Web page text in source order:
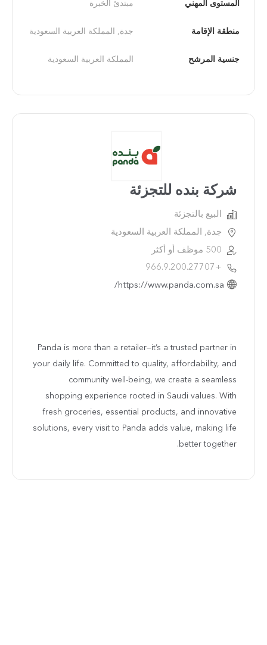
المستوى المهني مبتدئ الخبرة
منطقة الإقامة جدة, المملكة العربية السعودية
جنسية المرشح المملكة العربية السعودية
شركة بنده للتجزئة
البيع بالتجزئة
جدة, المملكة العربية السعودية
500 موظف أو أكثر
+966.9.200.27707
https://www.panda.com.sa/
Panda is more than a retailer—it’s a trusted partner in
your daily life. Committed to quality, affordability, and
community well-being, we create a seamless
shopping experience rooted in Saudi values. With
fresh groceries, essential products, and innovative
solutions, every visit to Panda adds value, making life
better together.